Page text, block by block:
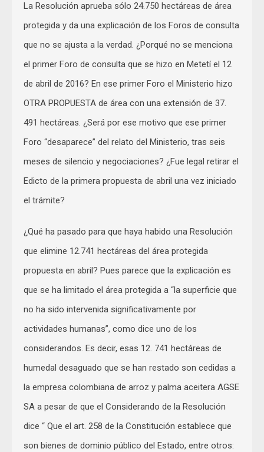
La Resolución aprueba sólo 24.750 hectáreas de área
protegida y da una explicación de los Foros de consulta
que no se ajusta a la verdad. ¿Porqué no se menciona
el primer Foro de consulta que se hizo en Metetí el 12
de abril de 2016? En ese primer Foro el Ministerio hizo
OTRA PROPUESTA de área con una extensión de 37.
491 hectáreas. ¿Será por ese motivo que ese primer
Foro “desaparece” del relato del Ministerio, tras seis
meses de silencio y negociaciones? ¿Fue legal retirar el
Edicto de la primera propuesta de abril una vez iniciado
el trámite?
¿Qué ha pasado para que haya habido una Resolución
que elimine 12.741 hectáreas del área protegida
propuesta en abril? Pues parece que la explicación es
que se ha limitado el área protegida a “la superficie que
no ha sido intervenida significativamente por
actividades humanas”, como dice uno de los
considerandos. Es decir, esas 12. 741 hectáreas de
humedal desaguado que se han restado son cedidas a
la empresa colombiana de arroz y palma aceitera AGSE
SA a pesar de que el Considerando de la Resolución
dice “ Que el art. 258 de la Constitución establece que
son bienes de dominio público del Estado, entre otros: